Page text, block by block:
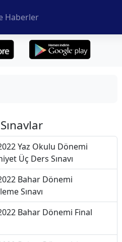
Haberler
Yaz Okulu Dönemi
Üç Ders Sınavı
Bahar Dönemi
Sınavı
Bahar Dönemi Final